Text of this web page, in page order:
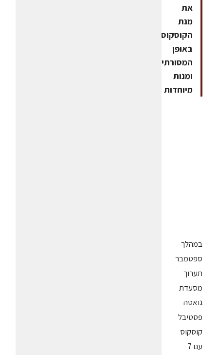
את
מנת
הקוסקוס
באופן
המסורתי
ומנות
מיוחדות
במהלך
ספטמבר
תערוך
מסעדת
גואטה
פסטיבל
קוסקוס
עם 7